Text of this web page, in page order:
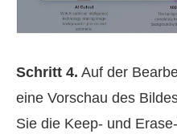
Schritt 4. Auf der
eine Vorschau des
Sie die Keep- und